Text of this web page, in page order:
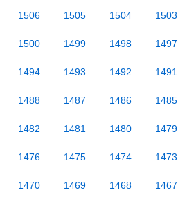
1506 1505 1504 1503
1500 1499 1498 1497
1494 1493 1492 1491
1488 1487 1486 1485
1482 1481 1480 1479
1476 1475 1474 1473
1470 1469 1468 1467